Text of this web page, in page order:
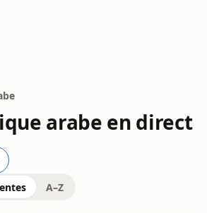
arabe en direct
A–Z